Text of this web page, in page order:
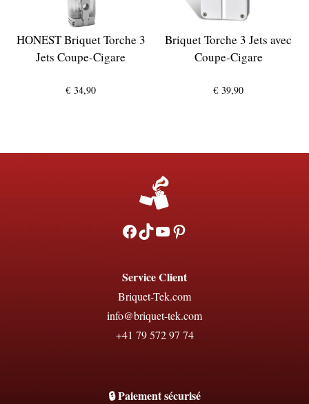
HONEST Briquet Torche 3
Jets Coupe-Cigare
€ 34,90
Briquet Torche 3 Jets avec
Coupe-Cigare
€ 39,90
Facebook
TikTokYouTubePinterest
Service Client
Briquet-Tek.com
info@briquet-tek.com
+41 79 572 97 74
🔒 Paiement sécurisé